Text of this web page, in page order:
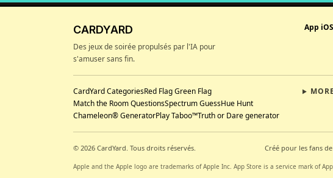
CARDYARD
Des jeux de soirée propulsés par l'IA pour
s'amuser sans fin.
App iOS
CardYard CategoriesRed Flag Green Flag
Match the Room QuestionsSpectrum GuessHue Hunt
Chameleon® GeneratorPlay Taboo™Truth or Dare generator
© 2026 CardYard. Tous droits réservés. Créé pour les fans
Apple and the Apple logo are trademarks of Apple Inc. App Store is a service mark of